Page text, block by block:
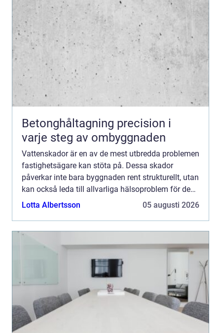
Betonghåltagning precision i
varje steg av ombyggnaden
Vattenskador är en av de mest utbredda problemen
fastighetsägare kan stöta på. Dessa skador
påverkar inte bara byggnaden rent strukturellt, utan
kan också leda till allvarliga hälsoproblem för de
boende. D&a...
Lotta Albertsson 05 augusti 2026